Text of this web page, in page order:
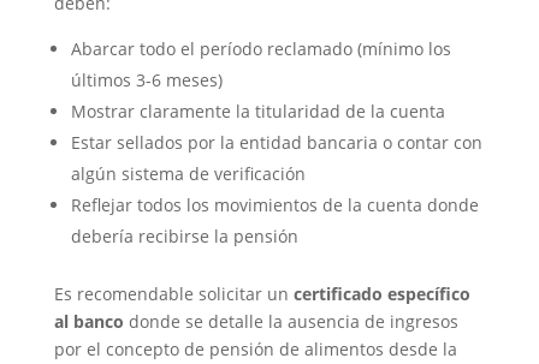
Abarcar todo el período reclamado (mínimo los
últimos 3-6 meses)
Mostrar claramente la titularidad de la cuenta
Estar sellados por la entidad bancaria o contar con
algún sistema de verificación
Reflejar todos los movimientos de la cuenta donde
debería recibirse la pensión
Es recomendable solicitar un certificado específico
al banco donde se detalle la ausencia de ingresos
por el concepto de pensión de alimentos desde la